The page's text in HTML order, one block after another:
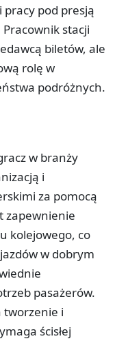
pod presją
stacji
biletów, ale
rolę w
podróżnych.
w branży
i
za pomocą
zapewnienie
kolejowego, co
w dobrym
pasażerów.
tworzenie i
ścisłej